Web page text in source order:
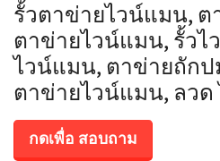
รั้วตาข่ายไวน์แมน, ต
ตาข่ายไวน์แมน, รั้วไ
ไวน์แมน, ตาข่ายถัก
ตาข่ายไวน์แมน, ลว
กดเพื่อ สอบถาม